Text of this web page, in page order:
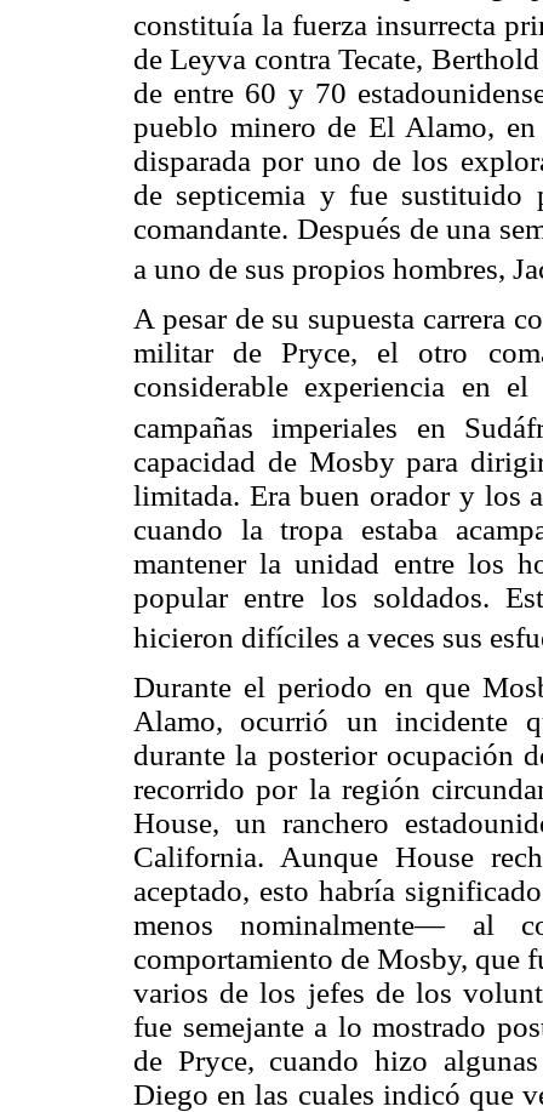
constituía la fuerza insurrecta
de Leyva contra Tecate,
de entre 60 y 70
pueblo minero de El Alamo,
disparada por uno de los
de septicemia y fue sustituido
comandante. Después de una
a uno de sus propios hombres,
A pesar de su supuesta carrera
militar de Pryce, el otro
considerable experiencia en
campañas imperiales en
capacidad de Mosby para
limitada. Era buen orador y los
cuando la tropa estaba
mantener la unidad entre los
popular entre los soldados.
hicieron difíciles a veces sus
Durante el periodo en que
Alamo, ocurrió un incidente
durante la posterior ocupación
recorrido por la región
House, un ranchero
California. Aunque House
aceptado, esto habría
menos nominalmente— al
comportamiento de Mosby, que
varios de los jefes de los
fue semejante a lo mostrado
de Pryce, cuando hizo
Diego en las cuales indicó que